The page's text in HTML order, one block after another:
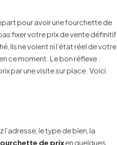
pour avoir une fourchette de
fixer votre prix de vente définitif
ils ne voient ni l’état réel de votre
ce moment. Le bon réflexe :
par une visite sur place. Voici
le type de bien, la
de prixen quelques